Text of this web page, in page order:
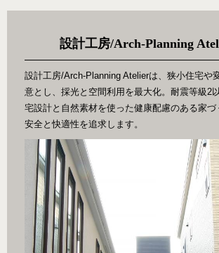
設計工房/Arch-Planning
設計工房/Arch-Planning Atelierは、狭小住宅や
意とし、採光と空間利用を最大化。耐震等級2
宅設計と自然素材を使った健康配慮のある家
安全と快適性を追求します。